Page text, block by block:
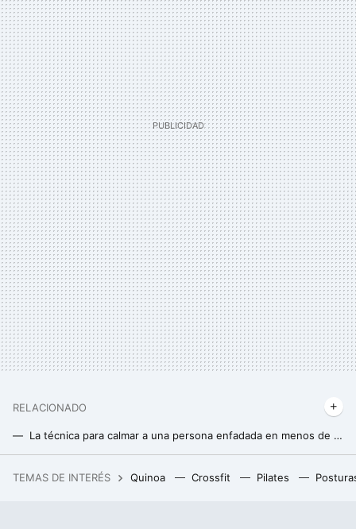
RELACIONADO
La técnica para calmar a una persona enfadada en menos de dos minutos según un experto en resolución de conflictos
El sencillo truco de los dos ventiladores que ayuda a refrescar la vivienda sin aire acondicionado
TEMAS DE INTERÉS Quinoa Crossfit Pilates